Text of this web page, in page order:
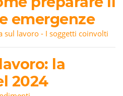
emergenze
sul lavoro - I soggetti coinvolti
la
2024